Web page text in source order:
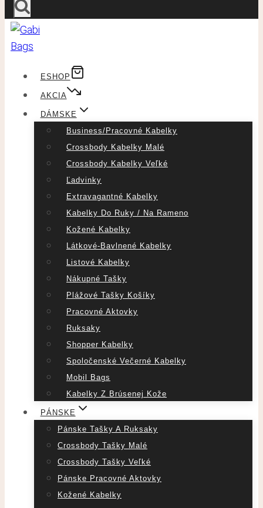
ESHOP
AKCIA
DÁMSKE
Business/pracovné Kabelky
Crossbody Kabelky Malé
Crossbody Kabelky Veľké
Ľadvinky
Extravagantné Kabelky
Kabelky Do Ruky / Na Rameno
Kožené Kabelky
Látkové-Bavlnené Kabelky
Listové Kabelky
Nákupné Tašky
Plážové Tašky Košíky
Pracovné Aktovky
Ruksaky
Shopper Kabelky
Spoločenské Večerné Kabelky
Mobil Bags
Kabelky Z Brúsenej Kože
PÁNSKE
Pánske Tašky A Ruksaky
Crossbody Tašky Malé
Crossbody Tašky Veľké
Pánske Pracovné Aktovky
Kožené Kabelky